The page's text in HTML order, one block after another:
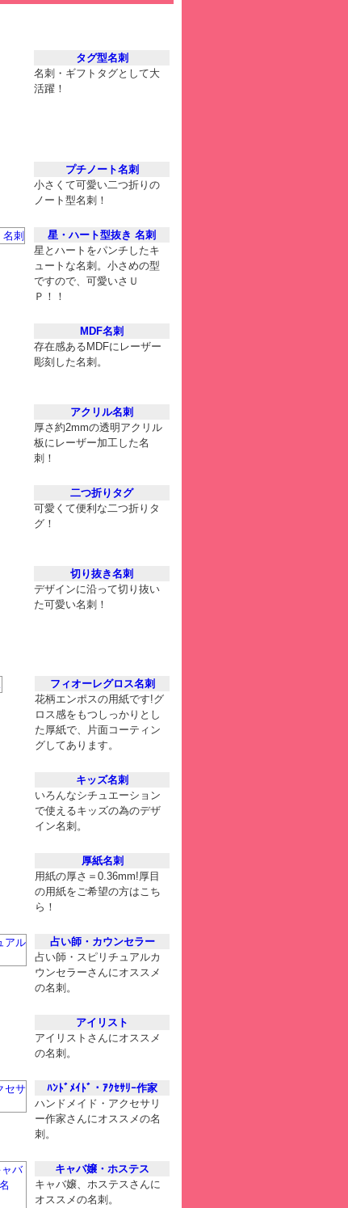
タグ型名刺
名刺・ギフトタグとして大
活躍！
プチノート名刺
小さくて可愛い二つ折りの
ノート型名刺！
星・ハート型抜き 名刺
星とハートをパンチしたキ
ュートな名刺。小さめの型
ですので、可愛いさＵ
Ｐ！！
MDF名刺
存在感あるMDFにレーザー
彫刻した名刺。
アクリル名刺
厚さ約2mmの透明アクリル
板にレーザー加工した名
刺！
二つ折りタグ
可愛くて便利な二つ折りタ
グ！
切り抜き名刺
デザインに沿って切り抜い
た可愛い名刺！
フィオーレグロス名刺
花柄エンポスの用紙です!グ
ロス感をもつしっかりとし
た厚紙で、片面コーティン
グしてあります。
キッズ名刺
いろんなシチュエーション
で使えるキッズの為のデザ
イン名刺。
厚紙名刺
用紙の厚さ＝0.36mm!厚目
の用紙をご希望の方はこち
ら！
占い師・カウンセラー
占い師・スピリチュアルカ
ウンセラーさんにオススメ
の名刺。
アイリスト
アイリストさんにオススメ
の名刺。
ﾊﾝﾄﾞﾒｲﾄﾞ・ｱｸｾｻﾘｰ作家
ハンドメイド・アクセサリ
ー作家さんにオススメの名
刺。
キャバ嬢・ホステス
キャバ嬢、ホステスさんに
オススメの名刺。